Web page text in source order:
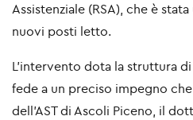
Assistenziale (RSA), che è
nuovi posti letto.
L'intervento dota la struttura
fede a un preciso impegno
dell’AST di Ascoli Piceno, il